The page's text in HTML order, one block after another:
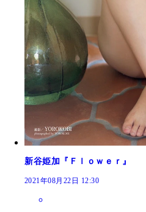
新谷姫加『Ｆｌｏｗｅｒ』
2021年08月22日 12:30